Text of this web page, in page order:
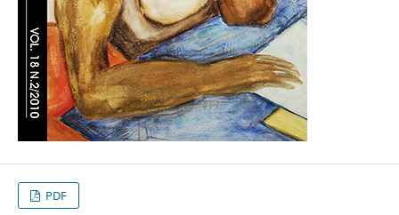
PDF